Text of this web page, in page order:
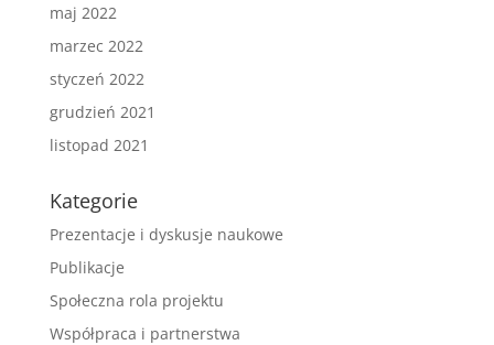
maj 2022
marzec 2022
styczeń 2022
grudzień 2021
listopad 2021
Kategorie
Prezentacje i dyskusje naukowe
Publikacje
Społeczna rola projektu
Współpraca i partnerstwa